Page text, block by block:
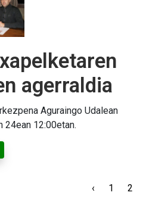
agerraldia
Aguraingo Udalean
24ean 12:00etan.
‹ 1 2